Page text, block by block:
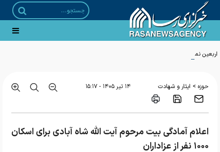
اربعین نماد هویت رفتاری و سرمایه اجتماعی شیعه است
حوزه > ایثار و شهادت ۱۴ تير ۱۴۰۵ - ۱۵:۱۷
اعلام آمادگی بیت مرحوم آیت الله شاه آبادی برای اسکان
۱۰۰۰ نفر از عزاداران